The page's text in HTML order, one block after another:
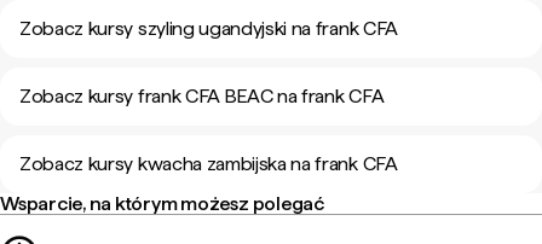
Zobacz kursy szyling ugandyjski na frank CFA
Zobacz kursy frank CFA BEAC na frank CFA
Zobacz kursy kwacha zambijska na frank CFA
Wsparcie, na którym możesz polegać